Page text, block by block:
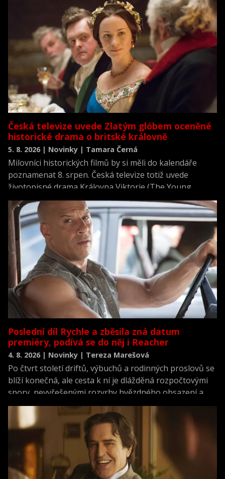
Česká televize uvede Zlatým glóbem oceněné
historické drama o britské královně
5. 8. 2026 | Novinky | Tamara Černá
Milovníci historických filmů by si měli do kalendáře
poznamenat 8. srpen. Česká televize totiž uvede
životopisné drama Královna Viktorie (The Young
Victoria) z roku 2009.
Poslední díl Rychle a zběsila zná datum
premiéry, podívá se do něj i Reacher
4. 8. 2026 | Novinky | Tereza Marešová
Po čtvrt století driftů, výbuchů a rodinných proslovů se
blíží konečná, ale cesta k ní je dlážděná rozpočtovými
spory, nevyřešenými rozvrhy hvězdného obsazení a
scénářem, který prý dojímá i ostříleného akčního
hrdinu k slzám.